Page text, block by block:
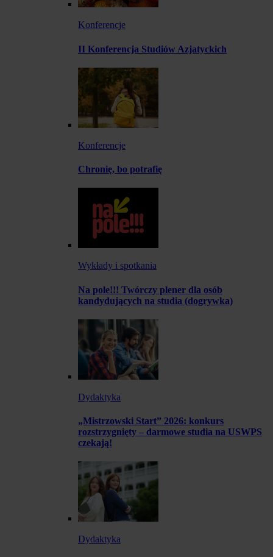
Konferencje
II Konferencja Studiów Azjatyckich
Konferencje
Chronię, bo potrafię
Wykłady i spotkania
Na pole!!! Twórczy plener dla osób
kandydujących na studia (dogrywka)
Dydaktyka
„Mistrzowski Start” 2026: konkurs
rozstrzygnięty – darmowe studia na USWPS
czekają!
Dydaktyka